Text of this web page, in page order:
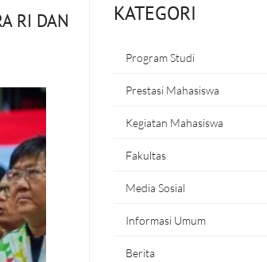
RI DAN
KATEGORI
Program Studi
Prestasi Mahasiswa
Kegiatan Mahasiswa
Fakultas
Media Sosial
Informasi Umum
Berita